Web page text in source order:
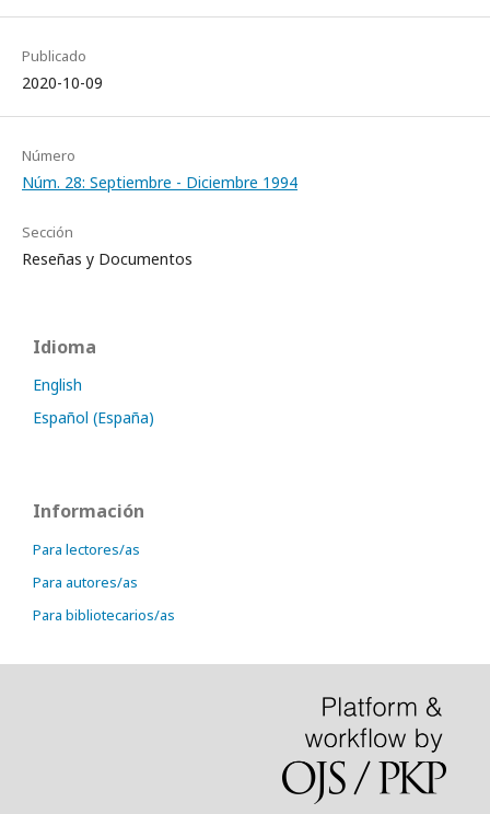
Publicado
2020-10-09
Número
Núm. 28: Septiembre - Diciembre 1994
Sección
Reseñas y Documentos
Idioma
English
Español (España)
Información
Para lectores/as
Para autores/as
Para bibliotecarios/as